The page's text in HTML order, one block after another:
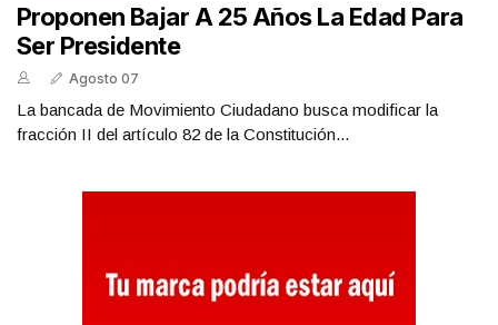
Proponen Bajar A 25 Años La Edad Para
Ser Presidente
Agosto 07
La bancada de Movimiento Ciudadano busca modificar la
fracción II del artículo 82 de la Constitución...